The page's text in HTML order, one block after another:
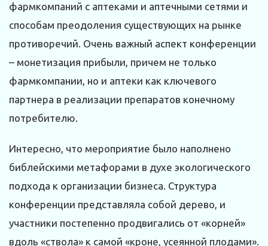
фармкомпаний с аптеками и аптечными сетями и
способам преодоления существующих на рынке
противоречий. Очень важный аспект конференции
– монетизация прибыли, причем не только
фармкомпании, но и аптеки как ключевого
партнера в реализации препаратов конечному
потребителю.
Интересно, что мероприятие было наполнено
библейскими метафорами в духе экологического
подхода к организации бизнеса. Структура
конференции представляла собой дерево, и
участники постепенно продвигались от «корней»
вдоль «ствола» к самой «кроне, усеянной плодами».